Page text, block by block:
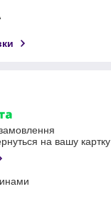
на вашу картку